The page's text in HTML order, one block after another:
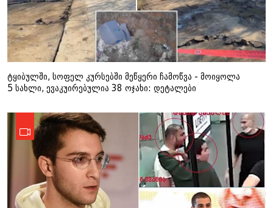
ტყიბულში, სოფელ კურსებში მეწყერი ჩამოწვა - მოიყოლა
5 სახლი, ევაკუირებულია 38 ოჯახი: დეტალები